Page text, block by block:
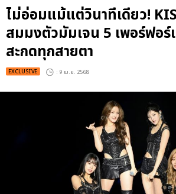
ไม่อ่อมแม้แต่วินาทีเดียว!
สมมงตัวมัมเจน 5 เพอร์ฟอ
สะกดทุกสายตา
EXCLUSIVE : 9 เม.ย. 2568